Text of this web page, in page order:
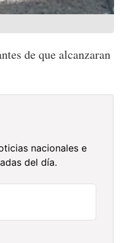
de que alcanzaran
nacionales e
del día.